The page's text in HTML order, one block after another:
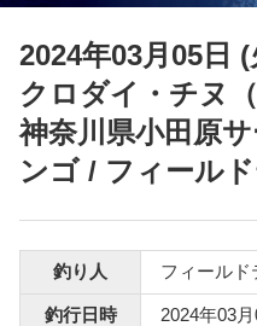
2024年03月05日
クロダイ・チヌ
神奈川県小田原
ンゴ / フィール
釣り人 フィールド
釣行日時 2024年03